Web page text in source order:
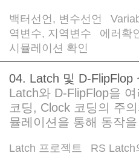
백터선언, 변수선언
역변수, 지역변수
에러확
시뮬레이션 확인
04. Latch 및 D-FlipFlop
Latch와 D-FlipFlop을
코딩, Clock 코딩의 주
뮬레이션을 통해 동작
Latch 프로젝트 RS Latch